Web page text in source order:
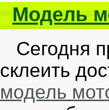
Модель
Сегодня
склеить
модель